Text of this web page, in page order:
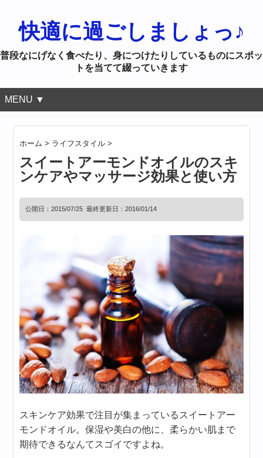
快適に過ごしましょっ♪
普段なにげなく食べたり、身につけたりしているものにスポッ
トを当てて綴っていきます
MENU ▼
ホーム > ライフスタイル >
スイートアーモンドオイルのスキ
ンケアやマッサージ効果と使い方
公開日：2015/07/25 最終更新日：2016/01/14
スキンケア効果で注目が集まっているスイートアー
モンドオイル。保湿や美白の他に、柔らかい肌まで
期待できるなんてスゴイですよね。